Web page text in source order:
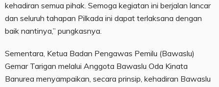
kehadiran semua pihak. Semoga kegiatan ini berjalan lancar
dan seluruh tahapan Pilkada ini dapat terlaksana dengan
baik nantinya,” pungkasnya.
Sementara, Ketua Badan Pengawas Pemilu (Bawaslu)
Gemar Tarigan melalui Anggota Bawaslu Oda Kinata
Banurea menyampaikan, secara prinsip, kehadiran Bawaslu